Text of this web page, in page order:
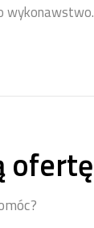
wykonawstwo.
ofertę